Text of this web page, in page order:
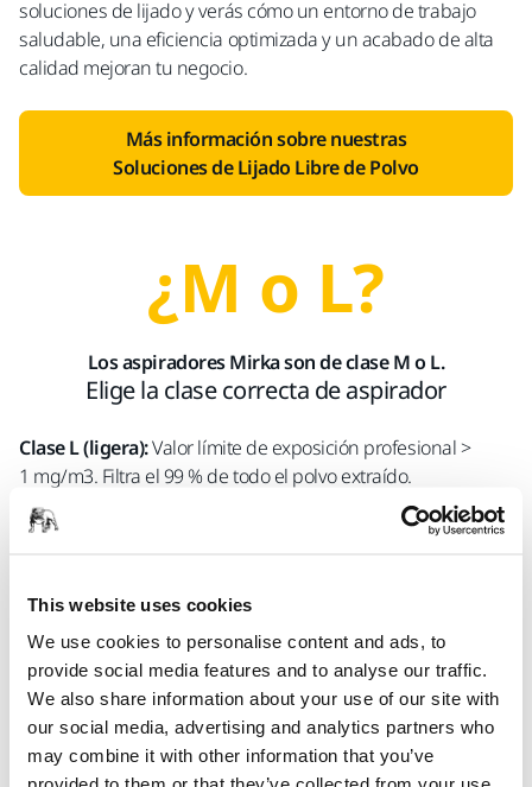
This website uses cookies
We use cookies to personalise content and ads, to
provide social media features and to analyse our traffic.
We also share information about your use of our site with
our social media, advertising and analytics partners who
may combine it with other information that you’ve
soluciones de lijado y verás cómo un entorno de trabajo
saludable, una eficiencia optimizada y un acabado de alta
calidad mejoran tu negocio.
Más información sobre nuestras
Soluciones de Lijado Libre de Polvo
¿M o L?
Los aspiradores Mirka son de clase M o L.
Elige la clase correcta de aspirador
Clase L (ligera):Valor límite de exposición profesional >
1 mg/m3. Filtra el 99 % de todo el polvo extraído.
Aspiradores Mirka adecuados: Mirka 1025 L, Mirka 1125 L y
Clase M (media):Valor límite de exposición profesional >
0,1 mg/m3, así como la exposición al polvo de madera. Filtra
el 99,95 % de todo el polvo extraído.
Aspiradores Mirka adecuados: Mirka 1230 M y Mirka 1242 M
Además, Mirka ofrece un filtro HEPA para los aspiradores